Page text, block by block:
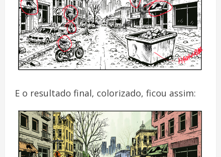
E o resultado final, colorizado, ficou assim: